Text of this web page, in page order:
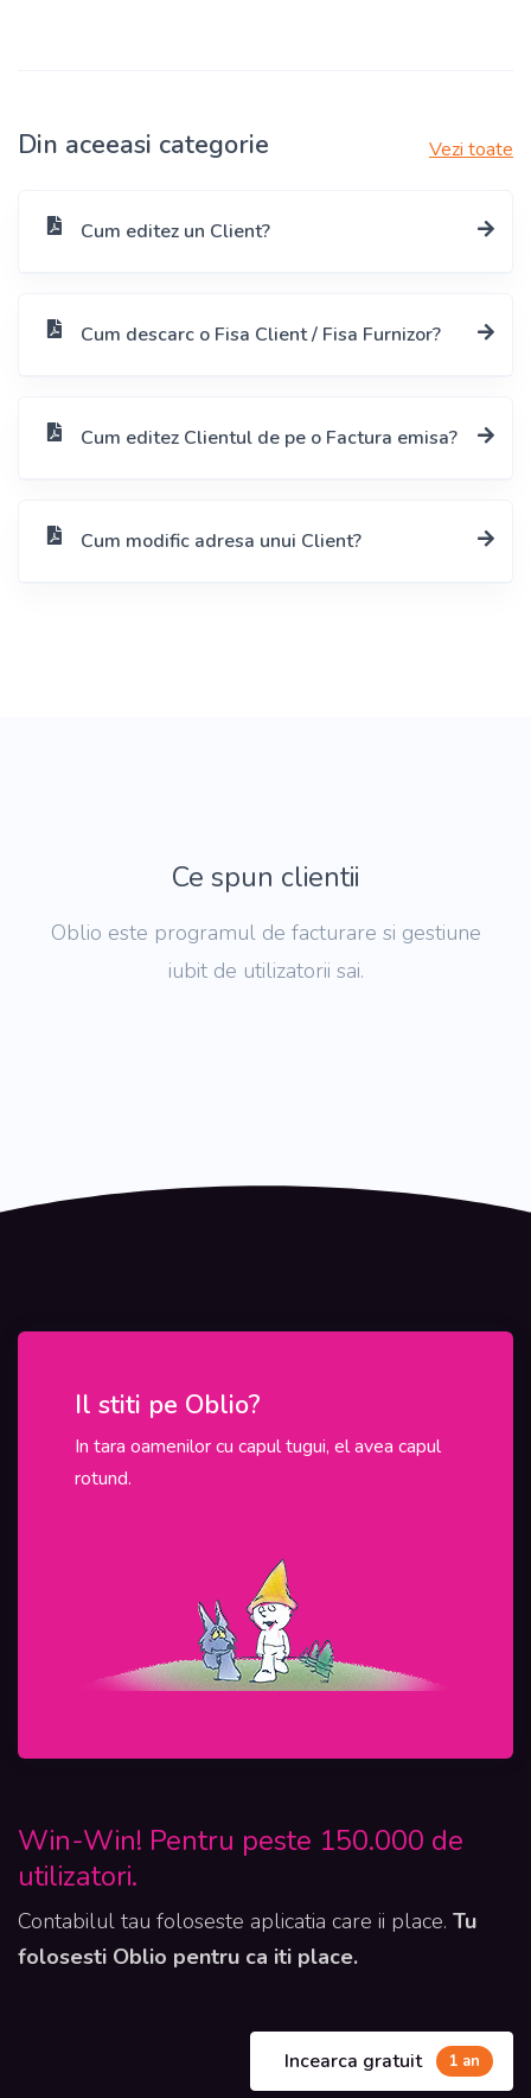
Din aceeasi categorie Vezi toate
Cum editez un Client?
Cum descarc o Fisa Client / Fisa Furnizor?
Cum editez Clientul de pe o Factura emisa?
Cum modific adresa unui Client?
Ce spun clientii
Oblio este programul de facturare si gestiune
iubit de utilizatorii sai.
Il stiti pe Oblio?
In tara oamenilor cu capul tugui, el avea capul
rotund.
Win-Win! Pentru peste 150.000 de
utilizatori.
Contabilul tau foloseste aplicatia care ii place. Tu
folosesti Oblio pentru ca iti place.
Incearca gratuit 1 an